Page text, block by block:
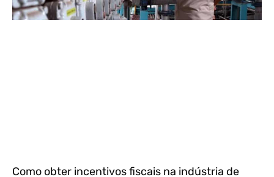
Como obter incentivos fiscais na indústria de